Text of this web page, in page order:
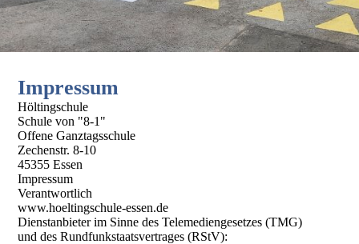
Impressum
Höltingschule
Schule von "8-1"
Offene Ganztagsschule
Zechenstr. 8-10
45355 Essen
Impressum
Verantwortlich
www.hoeltingschule-essen.de
Dienstanbieter im Sinne des Telemediengesetzes (TMG)
und des Rundfunkstaatsvertrages (RStV):